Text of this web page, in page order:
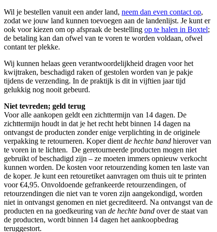
Wil je bestellen vanuit een ander land, neem dan even contact op,
zodat we jouw land kunnen toevoegen aan de landenlijst. Je kunt er
ook voor kiezen om op afspraak de bestelling op te halen in Boxtel;
de betaling kan dan ofwel van te voren te worden voldaan, ofwel
contant ter plekke.
Wij kunnen helaas geen verantwoordelijkheid dragen voor het
kwijtraken, beschadigd raken of gestolen worden van je pakje
tijdens de verzending. In de praktijk is dit in vijftien jaar tijd
gelukkig nog nooit gebeurd.
Niet tevreden; geld terug
Voor alle aankopen geldt een zichttermijn van 14 dagen. De
zichttermijn houdt in dat je het recht hebt binnen 14 dagen na
ontvangst de producten zonder enige verplichting in de originele
verpakking te retourneren. Koper dient de hechte band hierover van
te voren in te lichten. De geretourneerde producten mogen niet
gebruikt of beschadigd zijn – ze moeten immers opnieuw verkocht
kunnen worden. De kosten voor retourzending komen ten laste van
de koper. Je kunt een retouretiket aanvragen om thuis uit te printen
voor €4,95. Onvoldoende gefrankeerde retourzendingen, of
retourzendingen die niet van te voren zijn aangekondigd, worden
niet in ontvangst genomen en niet gecrediteerd. Na ontvangst van de
producten en na goedkeuring van de hechte band over de staat van
de producten, wordt binnen 14 dagen het aankoopbedrag
teruggestort.